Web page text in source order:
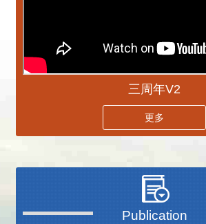
三周年V2
更多